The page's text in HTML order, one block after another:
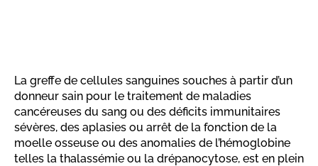
La greffe de cellules sanguines souches à partir d’un
donneur sain pour le traitement de maladies
cancéreuses du sang ou des déficits immunitaires
sévères, des aplasies ou arrêt de la fonction de la
moelle osseuse ou des anomalies de l’hémoglobine
telles la thalassémie ou la drépanocytose, est en plein